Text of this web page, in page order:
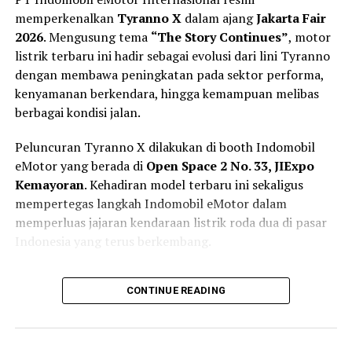
dekade, kehadiran BMW Vision K18 menjadi sinyal kuat
bahwa BMW siap memasuki era baru motor touring
premium dengan desain lebih agresif, teknologi modern,
dan performa yang semakin emosional.
RELATED TOPICS: BMW
MEDIA OTOMOTIF INDONESIA
UP NEXT
Suzuki GN 160 Siap Ramaikan Kelas Retro Bike, Nyaman
Dipakai Harian dan Touring
DON'T MISS
Norton Manx R First Edition Super Langka, Performa
Brutal dan Teknologi Modern
memperkenalkan Tyranno Xdalam ajangJakarta Fair
2026. Mengusung tema “The Story Continues”, motor
listrik terbaru ini hadir sebagai evolusi dari lini Tyranno
dengan membawa peningkatan pada sektor performa,
kenyamanan berkendara, hingga kemampuan melibas
berbagai kondisi jalan.
Peluncuran Tyranno X dilakukan di booth Indomobil
eMotor yang berada di Open Space 2 No. 33, JIExpo
Kemayoran. Kehadiran model terbaru ini sekaligus
mempertegas langkah Indomobil eMotor dalam
memperluas jajaran kendaraan listrik roda dua di pasar
Indonesia yang terus berkembang.
Lebih Siap untuk Mobilitas Harian
dan Petualangan Ringan
CONTINUE READING